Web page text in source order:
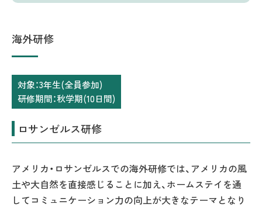
海外研修
対象：3年生(全員参加)
研修期間：秋学期(10日間)
ロサンゼルス研修
アメリカ・ロサンゼルスでの海外研修では、アメリカの風
土や大自然を直接感じることに加え、ホームステイを通
してコミュニケーション力の向上が大きなテーマとなり